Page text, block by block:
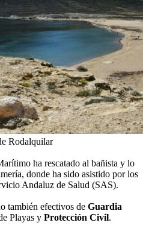
Rodalquilar
ha rescatado al bañista y lo
donde ha sido asistido por los
Andaluz de Salud (SAS).
también efectivos de Guardia
Playas y Protección Civil.